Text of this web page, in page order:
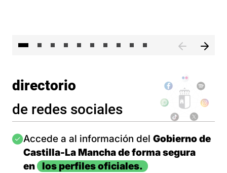
directorio
de redes sociales
Imagen
Accede a al información del Gobierno de
Castilla-La Mancha de forma segura
en
los perfiles oficiales.